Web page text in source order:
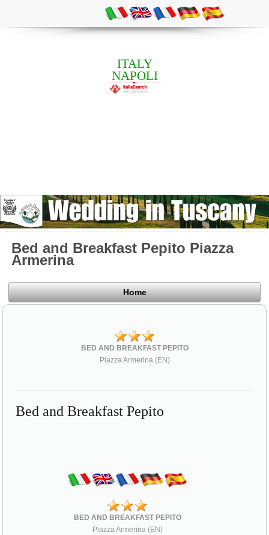
ITALY
NAPOLI
Bed and Breakfast Pepito Piazza
Armerina
Home
BED AND BREAKFAST PEPITO
Piazza Armerina (EN)
Bed and Breakfast Pepito
BED AND BREAKFAST PEPITO
Piazza Armerina (EN)